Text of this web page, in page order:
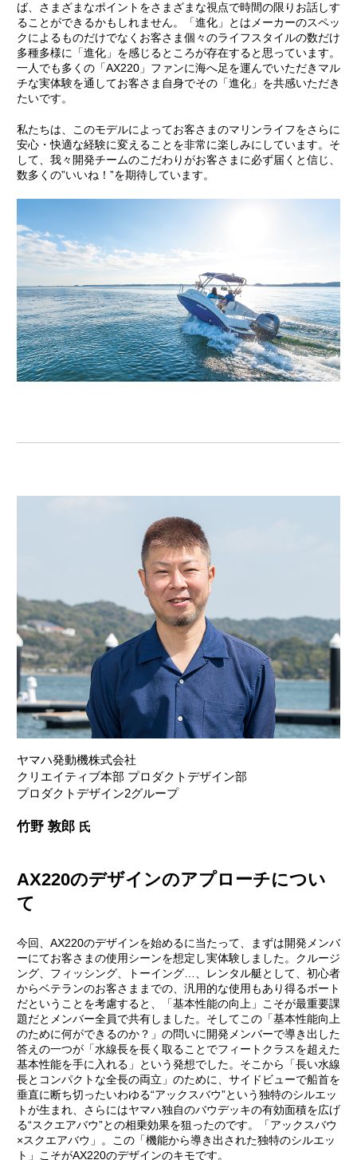
ば、さまざまなポイントをさまざまな視点で時間の限りお話しす
ることができるかもしれません。「進化」とはメーカーのスペッ
クによるものだけでなくお客さま個々のライフスタイルの数だけ
多種多様に「進化」を感じるところが存在すると思っています。
一人でも多くの「AX220」ファンに海へ足を運んでいただきマル
チな実体験を通してお客さま自身でその「進化」を共感いただき
たいです。
私たちは、このモデルによってお客さまのマリンライフをさらに
安心・快適な経験に変えることを非常に楽しみにしています。そ
して、我々開発チームのこだわりがお客さまに必ず届くと信じ、
数多くの”いいね！”を期待しています。
ヤマハ発動機株式会社
クリエイティブ本部 プロダクトデザイン部
プロダクトデザイン2グループ
竹野 敦郎 氏
AX220のデザインのアプローチについ
て
今回、AX220のデザインを始めるに当たって、まずは開発メンバ
ーにてお客さまの使用シーンを想定し実体験しました。クルージ
ング、フィッシング、トーイング…、レンタル艇として、初心者
からベテランのお客さままでの、汎用的な使用もあり得るボート
だということを考慮すると、「基本性能の向上」こそが最重要課
題だとメンバー全員で共有しました。そしてこの「基本性能向上
のために何ができるのか？」の問いに開発メンバーで導き出した
答えの一つが「水線長を長く取ることでフィートクラスを超えた
基本性能を手に入れる」という発想でした。そこから「長い水線
長とコンパクトな全長の両立」のために、サイドビューで船首を
垂直に断ち切ったいわゆる“アックスバウ”という独特のシルエッ
トが生まれ、さらにはヤマハ独自のバウデッキの有効面積を広げ
る“スクエアバウ”との相乗効果を狙ったのです。「アックスバウ
×スクエアバウ」。この「機能から導き出された独特のシルエッ
ト」こそがAX220のデザインのキモです。